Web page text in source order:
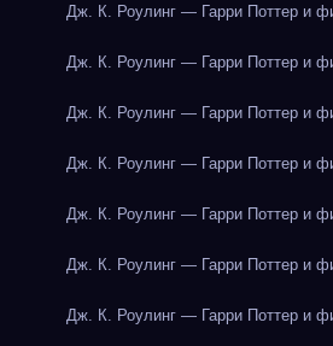
Дж. К. Роулинг — Гарри Поттер и
Дж. К. Роулинг — Гарри Поттер и
Дж. К. Роулинг — Гарри Поттер и
Дж. К. Роулинг — Гарри Поттер и
Дж. К. Роулинг — Гарри Поттер и
Дж. К. Роулинг — Гарри Поттер и
Дж. К. Роулинг — Гарри Поттер и